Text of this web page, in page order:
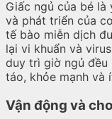
Giấc ngủ của bé
và phát triển của
tế bào miễn dịch
lại vi khuẩn và
duy trì giờ ngủ đều
táo, khỏe mạnh và
Vận động và